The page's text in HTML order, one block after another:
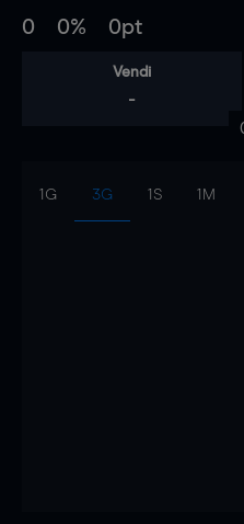
0 0% 0pt
Vendi
-
1G 3G 1S 1M